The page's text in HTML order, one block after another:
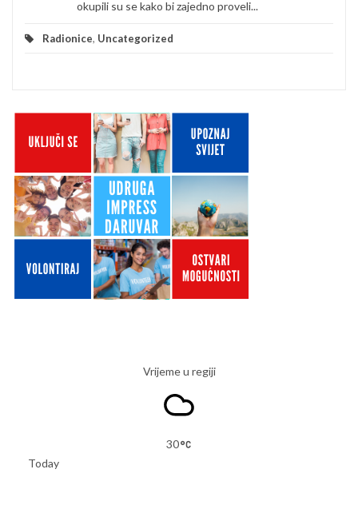
okupili su se kako bi zajedno proveli...
Radionice, Uncategorized
Vrijeme u regiji
30
Today